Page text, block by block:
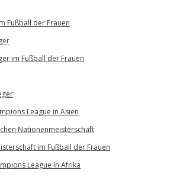
Fußball der Frauen
im Fußball der Frauen
League in Asien
Nationenmeisterschaft
im Fußball der Frauen
League in Afrika